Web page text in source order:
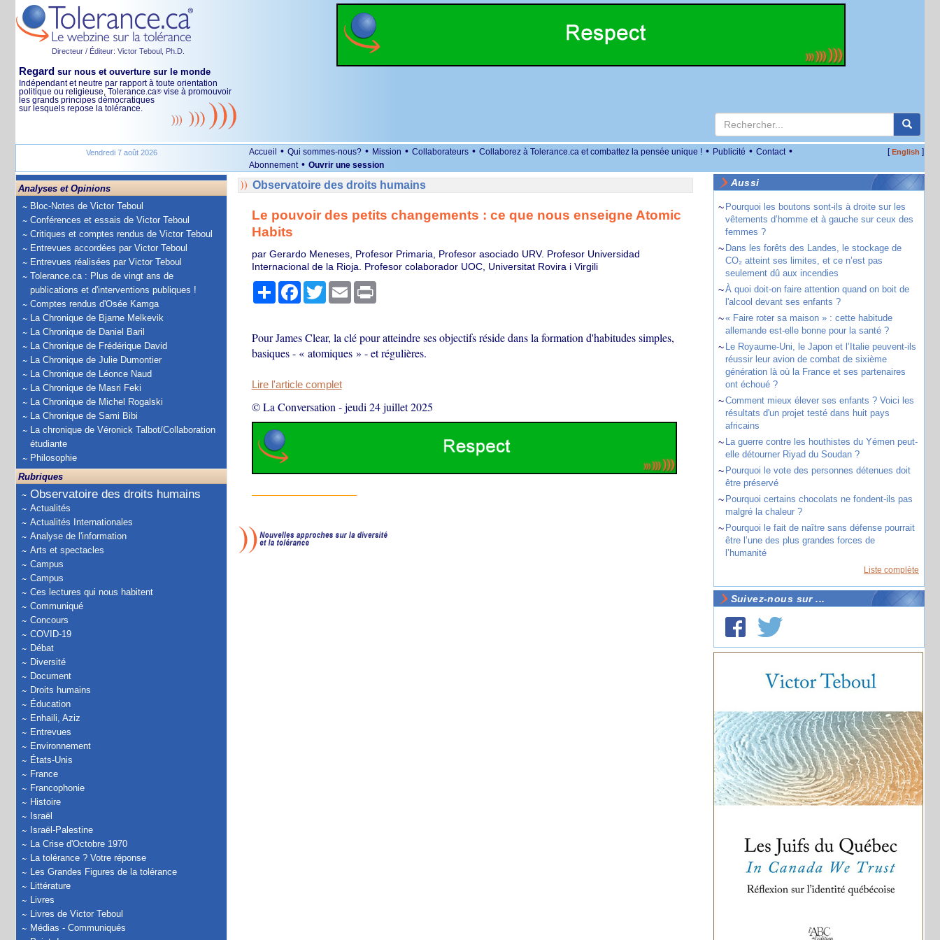
Directeur / Éditeur: Victor Teboul, Ph.D.
Regard sur nous et ouverture sur le monde
Indépendant et neutre par rapport à toute orientation
politique ou religieuse, Tolerance.ca® vise à promouvoir
les grands principes démocratiques
sur lesquels repose la tolérance.
Vendredi 7 août 2026 Accueil • Qui sommes-nous? • Mission • Collaborateurs • Collaborez à Tolerance.ca et combattez la pensée unique ! • Publicité • Contact •
Abonnement • Ouvrir une session
[English ]
Analyses et Opinions
Bloc-Notes de Victor Teboul
Conférences et essais de Victor Teboul
Critiques et comptes rendus de Victor Teboul
Entrevues accordées par Victor Teboul
Entrevues réalisées par Victor Teboul
Tolerance.ca : Plus de vingt ans de
publications et d'interventions publiques !
Comptes rendus d'Osée Kamga
La Chronique de Bjarne Melkevik
La Chronique de Daniel Baril
La Chronique de Frédérique David
La Chronique de Julie Dumontier
La Chronique de Léonce Naud
La Chronique de Masri Feki
La Chronique de Michel Rogalski
La Chronique de Sami Bibi
La chronique de Véronick Talbot/Collaboration
étudiante
Philosophie
Rubriques
Observatoire des droits humains
Actualités
Actualités Internationales
Analyse de l'information
Arts et spectacles
Campus
Campus
Ces lectures qui nous habitent
Communiqué
Concours
COVID-19
Débat
Diversité
Document
Droits humains
Éducation
Enhaili, Aziz
Entrevues
Environnement
États-Unis
France
Francophonie
Histoire
Israël
Israël-Palestine
La Crise d'Octobre 1970
La tolérance ? Votre réponse
Les Grandes Figures de la tolérance
Littérature
Livres
Livres de Victor Teboul
Médias - Communiqués
Observatoire des droits humains
Le pouvoir des petits changements : ce que nous enseigne Atomic
Habits
par Gerardo Meneses, Profesor Primaria, Profesor asociado URV. Profesor Universidad
Internacional de la Rioja. Profesor colaborador UOC, Universitat Rovira i Virgili
PartagerFacebook
TwitterEmail Print
Pour James Clear, la clé pour atteindre ses objectifs réside dans la formation d'habitudes simples,
basiques - « atomiques » - et régulières.
Lire l'article complet
© La Conversation -jeudi 24 juillet 2025
Aussi
~ Pourquoi les boutons sont-ils à droite sur les
vêtements d’homme et à gauche sur ceux des
femmes ?
~ Dans les forêts des Landes, le stockage de
CO₂ atteint ses limites, et ce n’est pas
seulement dû aux incendies
~À quoi doit-on faire attention quand on boit de
l'alcool devant ses enfants ?
~« Faire roter sa maison » : cette habitude
allemande est-elle bonne pour la santé ?
~ Le Royaume-Uni, le Japon et l’Italie peuvent-ils
réussir leur avion de combat de sixième
génération là où la France et ses partenaires
ont échoué ?
~Comment mieux élever ses enfants ? Voici les
résultats d'un projet testé dans huit pays
africains
~ La guerre contre les houthistes du Yémen peut-
elle détourner Riyad du Soudan ?
~ Pourquoi le vote des personnes détenues doit
être préservé
~ Pourquoi certains chocolats ne fondent-ils pas
malgré la chaleur ?
~ Pourquoi le fait de naître sans défense pourrait
être l’une des plus grandes forces de
l’humanité
Liste complète
Suivez-nous sur ...